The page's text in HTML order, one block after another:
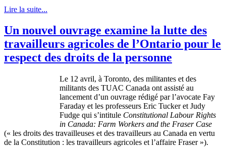
Lire la suite...
Un nouvel ouvrage examine la lutte des
travailleurs agricoles de l’Ontario pour le
respect des droits de la personne
Le 12 avril, à Toronto, des militantes et des
militants des TUAC Canada ont assisté au
lancement d’un ouvrage rédigé parl’avocate Fay
Faraday et les professeurs Eric Tucker et Judy
Fudge qui s’intitule Constitutional LabourRights
in Canada: Farm Workers and the Fraser Case
(« les droits des travailleuses et des travailleurs au Canada en vertu
de la Constitution : les travailleurs agricoles et l’affaire Fraser »).